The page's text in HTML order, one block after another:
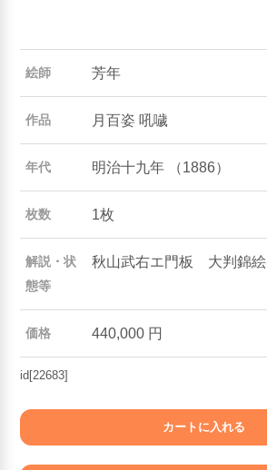
絵師 芳年
作品 月百姿 吼噦
年代 明治十九年 （1886）
枚数 1枚
解説・状
態等
秋山武右エ門板 大判錦絵
価格 440,000 円
id[22683]